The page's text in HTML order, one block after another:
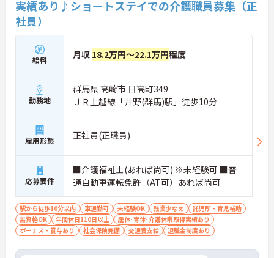
実績あり♪ショートステイでの介護職員募集（正
社員）
給料 月収 18.2万円～22.1万円程度
勤務地
群馬県 高崎市 日高町349
ＪＲ上越線「井野(群馬)駅」徒歩10分
雇用形態 正社員(正職員)
応募要件
■介護福祉士(あれば尚可) ※未経験可 ■普
通自動車運転免許（AT可）あれば尚可
駅から徒歩10分以内 車通勤可 未経験OK 残業少なめ
託児所・育児補助
無資格OK
年間休日110日以上
産休･育休･介護休暇取得実績あり
ボーナス・賞与あり
社会保険完備 交通費支給 退職金制度あり